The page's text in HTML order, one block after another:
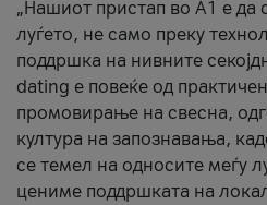
„Нашиот пристап во А1 е да
луѓето, не само преку
поддршка на нивните
dating е повеќе од
промовирање на свесна,
култура на запознавања,
се темел на односите меѓу
цениме поддршката на